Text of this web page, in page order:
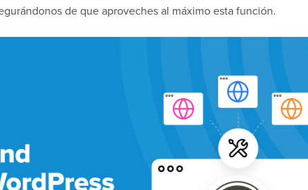
de que aproveches al máximo esta función.